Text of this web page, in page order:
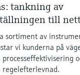
tankning av
till
sortiment av
vi kunderna på